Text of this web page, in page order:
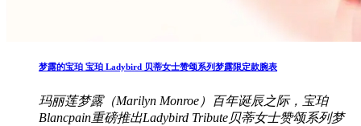
梦露的宝珀 宝珀 Ladybird 贝蒂女士赞颂系列梦露限定款腕表
玛丽莲梦露（Marilyn Monroe）百年诞辰之际，宝珀
Blancpain重磅推出Ladybird Tribute贝蒂女士赞颂系列梦